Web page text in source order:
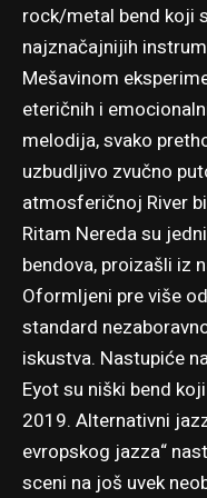
rock/metal bend koji
najznačajnijih
Mešavinom
eteričnih i
melodija, svako
uzbudljivo zvučno
atmosferičnoj River
Ritam Nereda su
bendova, proizašli iz
Oformljeni pre više
standard
iskustva. Nastupiće
Eyot su niški bend
2019. Alternativni
evropskog jazza“
sceni na još uvek